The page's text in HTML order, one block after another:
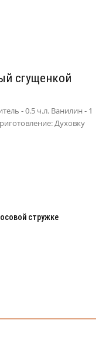
сгущенкой
- 0.5 ч.л. Ванилин - 1
Духовку
стружке